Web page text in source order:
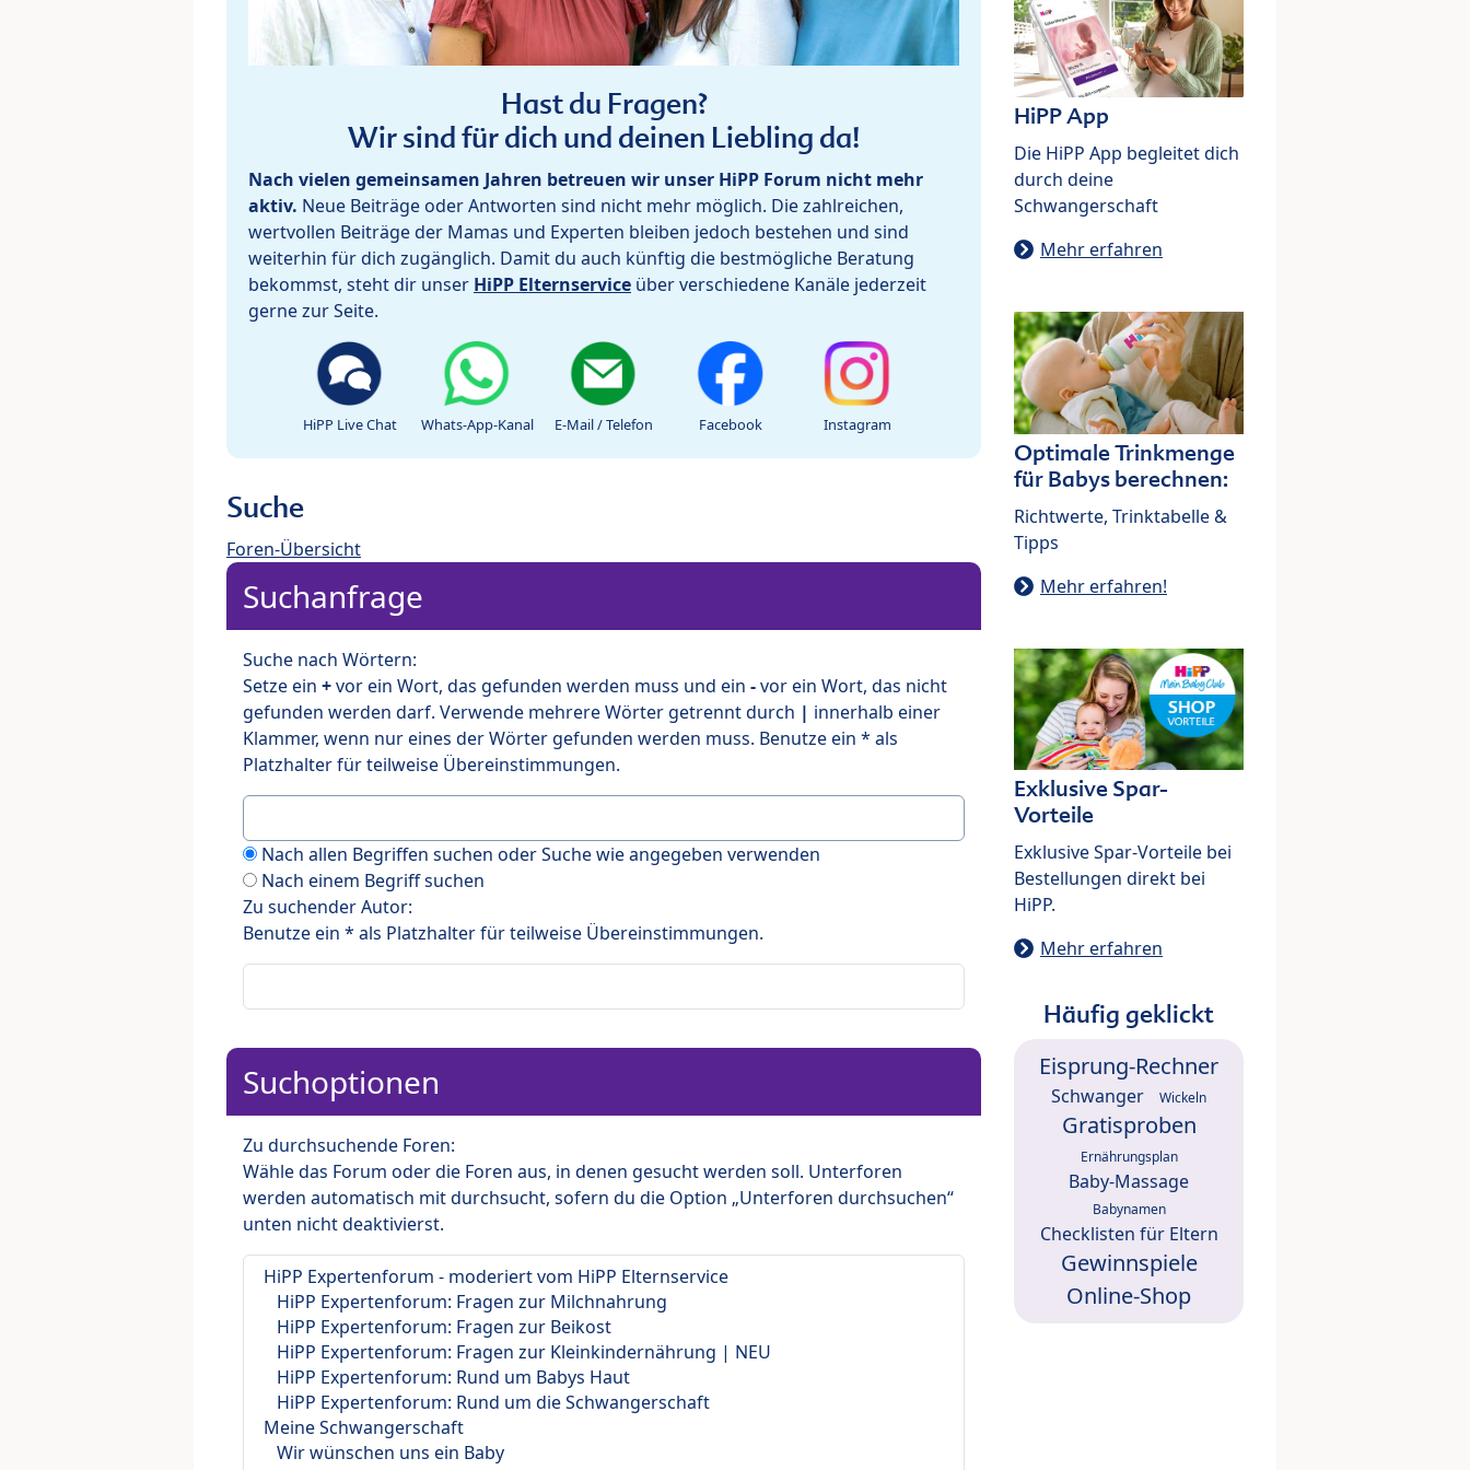
Hast du Fragen?
Wir sind für dich und deinen Liebling da!
Nach vielen gemeinsamen Jahren betreuen wir unser HiPP Forum nicht mehr
aktiv. Neue Beiträge oder Antworten sind nicht mehr möglich. Die zahlreichen,
wertvollen Beiträge der Mamas und Experten bleiben jedoch bestehen und sind
weiterhin für dich zugänglich. Damit du auch künftig die bestmögliche Beratung
bekommst, steht dir unser HiPP Elternservice über verschiedene Kanäle jederzeit
gerne zur Seite.
HiPP Live Chat Whats-App-Kanal E-Mail / Telefon Facebook Instagram
Suche
Foren-Übersicht
Suchanfrage
Suche nach Wörtern:
Setze ein +vor ein Wort, das gefunden werden muss und ein -vor ein Wort, das nicht
gefunden werden darf. Verwende mehrere Wörter getrennt durch | innerhalb einer
Klammer, wenn nur eines der Wörter gefunden werden muss. Benutze ein * als
Platzhalter für teilweise Übereinstimmungen.
Nach allen Begriffen suchen oder Suche wie angegeben verwenden
Nach einem Begriff suchen
Zu suchender Autor:
Benutze ein * als Platzhalter für teilweise Übereinstimmungen.
Suchoptionen
Zu durchsuchende Foren:
Wähle das Forum oder die Foren aus, in denen gesucht werden soll. Unterforen
werden automatisch mit durchsucht, sofern du die Option „Unterforen durchsuchen“
unten nicht deaktivierst.
HiPP App
Die HiPP App begleitet dich
durch deine
Schwangerschaft
Mehr erfahren
Optimale Trinkmenge
für Babys berechnen:
Richtwerte, Trinktabelle &
Tipps
Mehr erfahren!
Exklusive Spar-
Vorteile
Exklusive Spar-Vorteile bei
Bestellungen direkt bei
HiPP.
Mehr erfahren
Häufig geklickt
Eisprung-Rechner
Schwanger Wickeln
Gratisproben
Ernährungsplan
Baby-Massage
Babynamen
Checklisten für Eltern
Gewinnspiele
Online-Shop